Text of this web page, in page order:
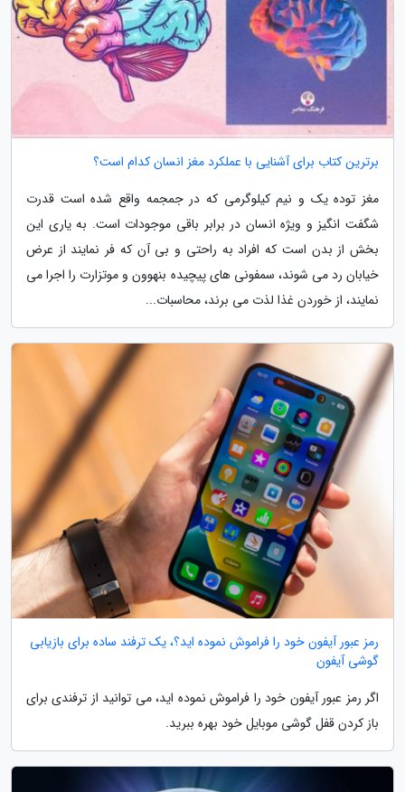
برترین کتاب برای آشنایی با عملکرد مغز انسان کدام است؟
مغز توده یک و نیم کیلوگرمی که در جمجمه واقع شده است قدرت
شگفت انگیز و ویژه انسان در برابر باقی موجودات است. به یاری این
بخش از بدن است که افراد به راحتی و بی آن که فر نمایند از عرض
خیابان رد می شوند، سمفونی های پیچیده بنهوون و موتزارت را اجرا می
نمایند، از خوردن غذا لذت می برند، محاسبات...
رمز عبور آیفون خود را فراموش نموده اید؟، یک ترفند ساده برای بازیابی
گوشی آیفون
اگر رمز عبور آیفون خود را فراموش نموده اید، می توانید از ترفندی برای
باز کردن قفل گوشی موبایل خود بهره ببرید.